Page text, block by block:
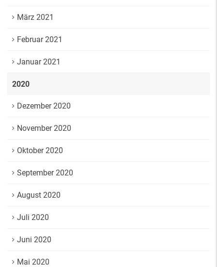
März 2021
Februar 2021
Januar 2021
2020
Dezember 2020
November 2020
Oktober 2020
September 2020
August 2020
Juli 2020
Juni 2020
Mai 2020